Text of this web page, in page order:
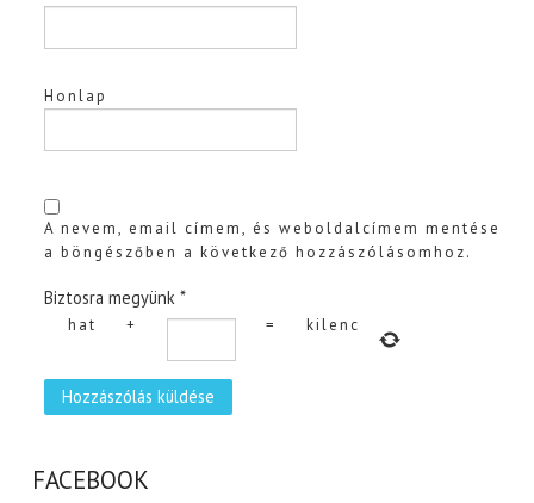
Honlap
A nevem, email címem, és weboldalcímem mentése
a böngészőben a következő hozzászólásomhoz.
Biztosra megyünk *
hat + = kilenc
FACEBOOK